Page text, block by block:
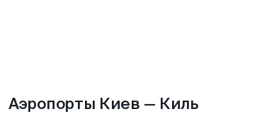
Аэропорты Киев — Киль